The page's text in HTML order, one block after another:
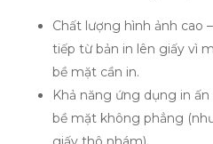
Chất lượng hình ảnh cao
tiếp từ bản in lên giấy vì
bề mặt cần in.
Khả năng ứng dụng in
bề mặt không phẳng